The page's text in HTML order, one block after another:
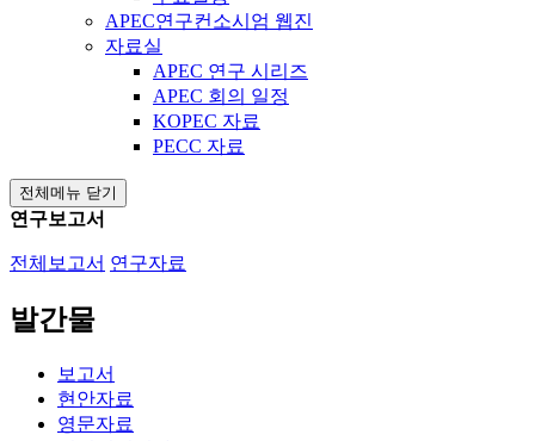
APEC연구컨소시엄 웹진
자료실
APEC 연구 시리즈
APEC 회의 일정
KOPEC 자료
PECC 자료
전체메뉴 닫기
연구보고서
전체보고서 연구자료
발간물
보고서
현안자료
영문자료